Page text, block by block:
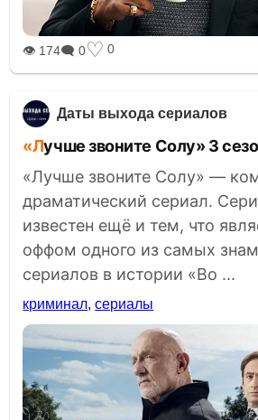
👁 174🗨 0♡ 0
Даты выхода сериалов
«Лучше звоните Солу» 3
«Лучше звоните Солу» —
драматический сериал.
известен ещё и тем, что
оффом одного из самых
сериалов в истории «Во ...
криминал,сериалы